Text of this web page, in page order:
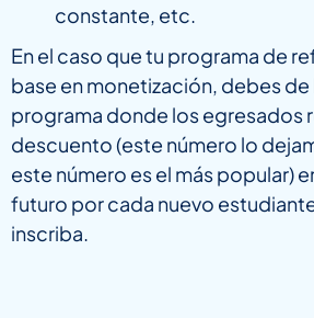
constante, etc.
En el caso que tu programa de
base en monetización, debes de
programa donde los egresados
descuento (este número lo
este número es el más popular)
futuro por cada nuevo
inscriba.